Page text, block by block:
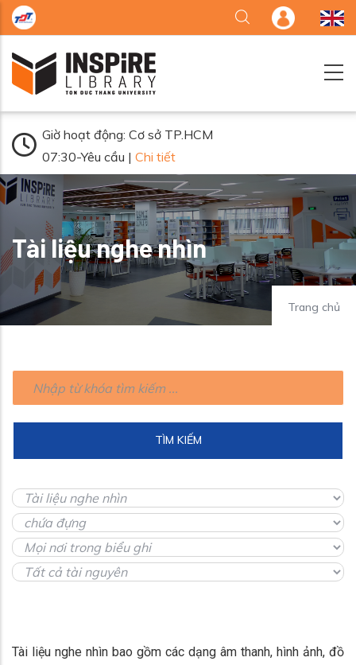
Nhảy đến nội dung
Giờ hoạt động: Cơ sở TP.HCM
07:30-Yêu cầu | Chi tiết
Tài liệu nghe nhìn
Trang chủ
Tài liệu nghe nhìn bao gồm các dạng âm thanh, hình ảnh, đồ